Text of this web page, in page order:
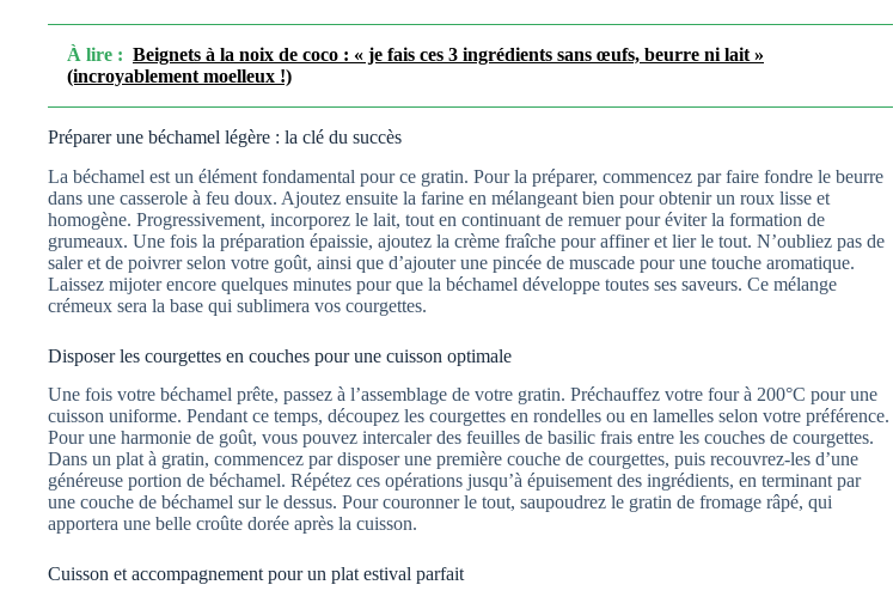
À lire : Beignets à la noix de coco : « je fais ces 3 ingrédients sans œufs, beurre ni lait »
(incroyablement moelleux !)
Préparer une béchamel légère : la clé du succès
La béchamel est un élément fondamental pour ce gratin. Pour la préparer, commencez par faire fondre le beurre
dans une casserole à feu doux. Ajoutez ensuite la farine en mélangeant bien pour obtenir un roux lisse et
homogène. Progressivement, incorporez le lait, tout en continuant de remuer pour éviter la formation de
grumeaux. Une fois la préparation épaissie, ajoutez la crème fraîche pour affiner et lier le tout. N’oubliez pas de
saler et de poivrer selon votre goût, ainsi que d’ajouter une pincée de muscade pour une touche aromatique.
Laissez mijoter encore quelques minutes pour que la béchamel développe toutes ses saveurs. Ce mélange
crémeux sera la base qui sublimera vos courgettes.
Disposer les courgettes en couches pour une cuisson optimale
Une fois votre béchamel prête, passez à l’assemblage de votre gratin. Préchauffez votre four à 200°C pour une
cuisson uniforme. Pendant ce temps, découpez les courgettes en rondelles ou en lamelles selon votre préférence.
Pour une harmonie de goût, vous pouvez intercaler des feuilles de basilic frais entre les couches de courgettes.
Dans un plat à gratin, commencez par disposer une première couche de courgettes, puis recouvrez-les d’une
généreuse portion de béchamel. Répétez ces opérations jusqu’à épuisement des ingrédients, en terminant par
une couche de béchamel sur le dessus. Pour couronner le tout, saupoudrez le gratin de fromage râpé, qui
apportera une belle croûte dorée après la cuisson.
Cuisson et accompagnement pour un plat estival parfait